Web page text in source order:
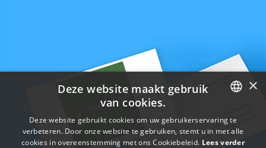
ENGLISH
FRENCH
×
Deze website maakt gebruik
van cookies.
Deze website gebruikt cookies om uw gebruikerservaring te
verbeteren. Door onze website te gebruiken, stemt u in met alle
cookies in overeenstemming met ons Cookiebeleid. Lees verder